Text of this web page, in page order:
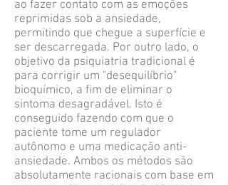
ao fazer contato com as emoções
reprimidas sob a ansiedade,
permitindo que chegue a superfície e
ser descarregada. Por outro lado, o
objetivo da psiquiatria tradicional é
para corrigir um "desequilíbrio"
bioquímico, a fim de eliminar o
sintoma desagradável. Isto é
conseguido fazendo com que o
paciente tome um regulador
autônomo e uma medicação anti-
ansiedade. Ambos os métodos são
absolutamente racionais com base em